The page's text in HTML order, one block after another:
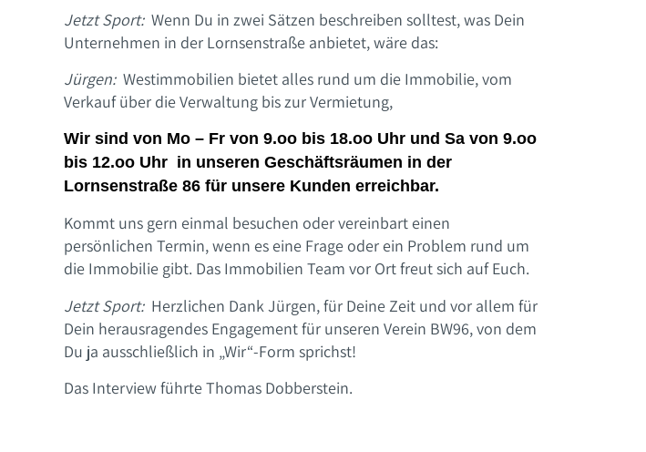
Jetzt Sport:Wenn Du in zwei Sätzen beschreiben solltest, was Dein
Unternehmen in der Lornsenstraße anbietet, wäre das:
Jürgen:Westimmobilien bietet alles rund um die Immobilie, vom
Verkauf über die Verwaltung bis zur Vermietung,
Wir sind von Mo – Fr von 9.oo bis 18.oo Uhr und Sa von 9.oo
bis 12.oo Uhr in unseren Geschäftsräumen in der
Lornsenstraße 86 für unsere Kunden erreichbar.
Kommt uns gern einmal besuchen oder vereinbart einen
persönlichen Termin, wenn es eine Frage oder ein Problem rund um
die Immobilie gibt. Das Immobilien Team vor Ort freut sich auf Euch.
Jetzt Sport:Herzlichen Dank Jürgen, für Deine Zeit und vor allem für
Dein herausragendes Engagement für unseren Verein BW96, von dem
Du ja ausschließlich in „Wir“-Form sprichst!
Das Interview führte Thomas Dobberstein.